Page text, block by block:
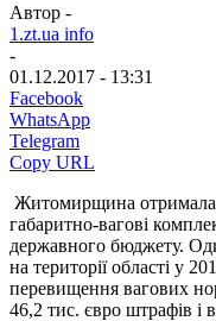
Автор -
1.zt.ua info
-
01.12.2017 - 13:31
Facebook
WhatsApp
Telegram
Copy URL
Житомирщина отримала
габаритно-вагові
державного бюджету.
на території області у
перевищення вагових
46,2 тис. євро штрафів і